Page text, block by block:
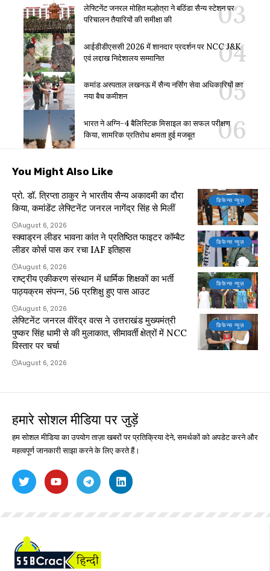
लेफ्टिनेंट जनरल मोहित मल्होत्रा ने बठिंडा सैन्य स्टेशन पर
परिचालन तैयारियों की समीक्षा की
आईडीडीएससी 2026 में शानदार प्रदर्शन पर NCC J&K
एवं लद्दाख निदेशालय सम्मानित
कमांड अस्पताल लखनऊ में सैन्य नर्सिंग सेवा अधिकारियों का
नया बैच कमीशन
भारत ने अग्नि-4 बैलिस्टिक मिसाइल का सफल परीक्षण
किया, सामरिक प्रतिरोध क्षमता हुई मजबूत
You Might Also Like
डिफेन्स न्यूज़
प्रो. डॉ. त्रिप्ता ठाकुर ने भारतीय सैन्य अकादमी का दौरा
किया, कमांडेंट लेफ्टिनेंट जनरल नागेंद्र सिंह से मिलीं
August 6, 2026
डिफेन्स न्यूज़
स्क्वाड्रन लीडर भावना कांत ने प्रतिष्ठित फाइटर कॉम्बैट
लीडर कोर्स पास कर रचा IAF इतिहास
August 6, 2026
डिफेन्स न्यूज़
राष्ट्रीय एकीकरण संस्थान में धार्मिक शिक्षकों का भर्ती
पाठ्यक्रम संपन्न, 56 प्रशिक्षु हुए पास आउट
August 6, 2026
डिफेन्स न्यूज़
लेफ्टिनेंट जनरल वीरेंद्र वत्स ने उत्तराखंड मुख्यमंत्री
पुष्कर सिंह धामी से की मुलाकात, सीमावर्ती क्षेत्रों में NCC
विस्तार पर चर्चा
August 6, 2026
हमारे सोशल मीडिया पर जुड़ें
हम सोशल मीडिया का उपयोग ताज़ा खबरों पर प्रतिक्रिया देने, समर्थकों को अपडेट करने और
महत्वपूर्ण जानकारी साझा करने के लिए करते हैं।